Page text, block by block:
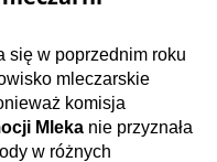
się w poprzednim roku
mleczarskie
komisja
Mleka nie przyznała
w różnych